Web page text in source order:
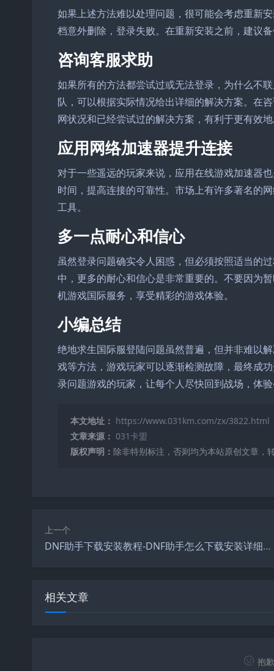
如果上述方法难以处理问题，很可能会考虑重新
档意外删除，登录失败。在重新安装之前，建议
咨询客服求助
如果所有的方法都尝试过或无法登录，为什么不
队，可以根据实际情况给出详细的解决方案。在
网状况和已经尝试过的解决方案，有利于更有效
应用网络加速器提升连接
对于一些遥远的玩家来说，应用在线游戏加速器
时间，提高连接的可靠性。市场上有许多著名的
工具。
多一点耐心和信心
虽然登录问题确实令人困惑，但必须按照适当的
中，更多的耐心和信心是非常重要的。不要因为
机游戏国际服务，享受精彩的游戏体验。
小编总结
绝地求生国际服登陆问题虽然普遍，但并非难以
戏等方法，游戏玩家可以逐渐检测故障，最终成
录问题游戏的玩家，让每个人尽快回到战场，体
本文地址： https://www.031km.com/zx/3822.html
文章来源： 031卡盟
版权声明： 除非特别标注，否则均为本站原创文章，
上一个
DNF助手下载安装教程-DNF助手怎么下载安装详细步骤
相关文章
抱